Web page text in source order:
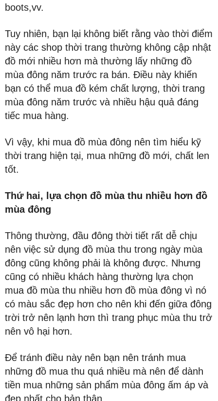
boots,vv.
Tuy nhiên, bạn lại không biết rằng vào thời điểm
này các shop thời trang thường không cập nhật
đồ mới nhiều hơn mà thường lấy những đồ
mùa đông năm trước ra bán. Điều này khiến
bạn có thể mua đồ kém chất lượng, thời trang
mùa đông năm trước và nhiều hậu quả đáng
tiếc mua hàng.
Vì vậy, khi mua đồ mùa đông nên tìm hiểu kỹ
thời trang hiện tại, mua những đồ mới, chất len
tốt.
Thứ hai, lựa chọn đồ mùa thu nhiều hơn đồ
mùa đông
Thông thường, đầu đông thời tiết rất dễ chịu
nên việc sử dụng đồ mùa thu trong ngày mùa
đông cũng không phải là không được. Nhưng
cũng có nhiều khách hàng thường lựa chọn
mua đồ mùa thu nhiều hơn đồ mùa đông vì nó
có màu sắc đẹp hơn cho nên khi đến giữa đông
trời trở nên lạnh hơn thì trang phục mùa thu trở
nên vô hại hơn.
Để tránh điều này nên bạn nên tránh mua
những đồ mua thu quá nhiều mà nên để dành
tiền mua những sản phẩm mùa đông ấm áp và
đẹp nhất cho bản thân.